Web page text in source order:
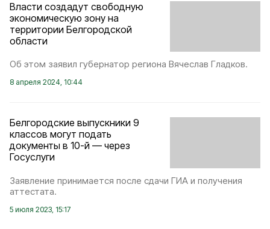
Власти создадут свободную
экономическую зону на
территории Белгородской
области
Об этом заявил губернатор региона Вячеслав Гладков.
8 апреля 2024, 10:44
Белгородские выпускники 9
классов могут подать
документы в 10-й — через
Госуслуги
Заявление принимается после сдачи ГИА и получения
аттестата.
5 июля 2023, 15:17